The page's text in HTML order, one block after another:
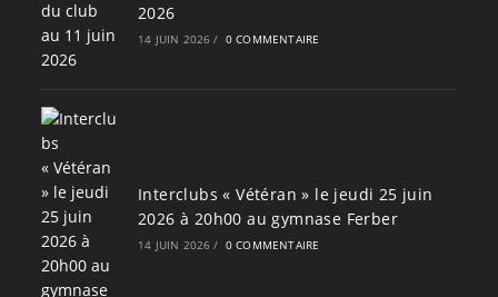
2026
14 JUIN 2026 / 0 COMMENTAIRE
Interclubs « Vétéran » le jeudi 25 juin
2026 à 20h00 au gymnase Ferber
14 JUIN 2026 / 0 COMMENTAIRE